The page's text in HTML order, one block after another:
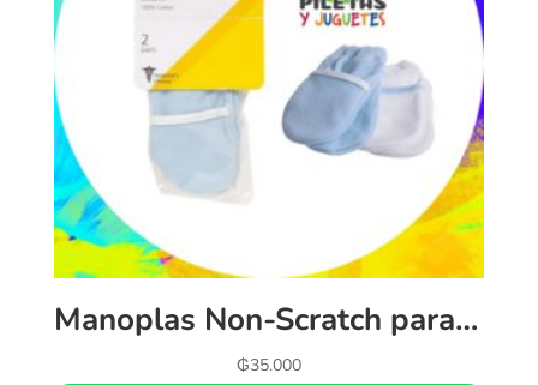
Manoplas Non-Scratch para Recien Nacido Azules
₲35.000